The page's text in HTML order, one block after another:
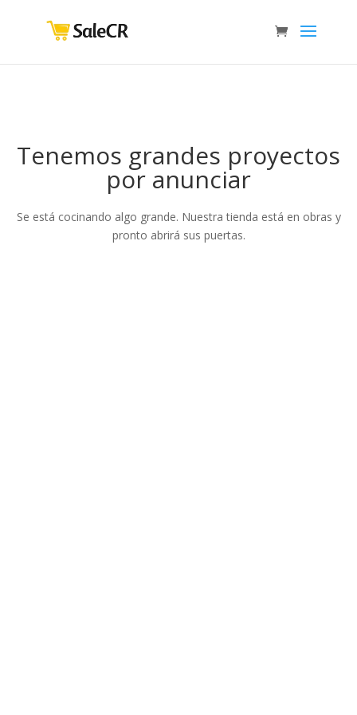
Tenemos grandes proyectos
por anunciar
Se está cocinando algo grande. Nuestra tienda está en obras y
pronto abrirá sus puertas.